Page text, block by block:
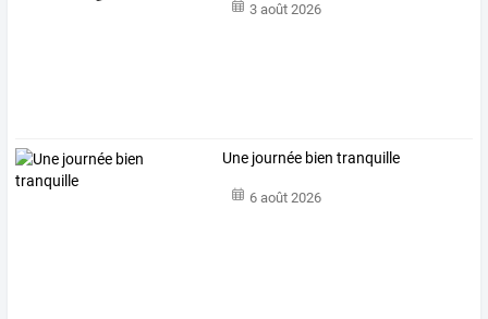
3 août 2026
Une journée bien tranquille
6 août 2026